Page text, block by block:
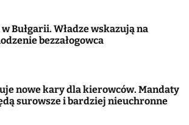
Bułgarii. Władze wskazują na
bezzałogowca
nowe kary dla kierowców. Mandaty
surowsze i bardziej nieuchronne